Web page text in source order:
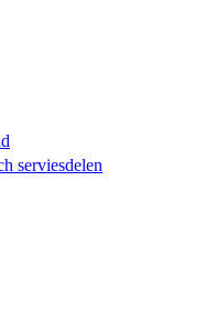
serviesdelen